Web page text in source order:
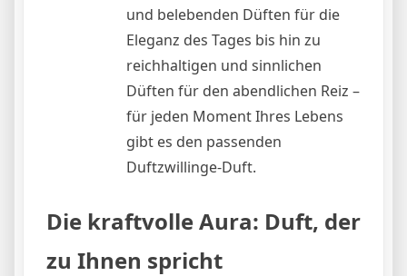
und belebenden Düften für die
Eleganz des Tages bis hin zu
reichhaltigen und sinnlichen
Düften für den abendlichen Reiz –
für jeden Moment Ihres Lebens
gibt es den passenden
Duftzwillinge-Duft.
Die kraftvolle Aura: Duft, der
zu Ihnen spricht